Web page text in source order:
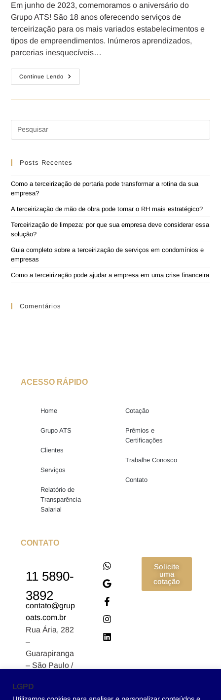
Em junho de 2023, comemoramos o aniversário do
Grupo ATS! São 18 anos oferecendo serviços de
terceirização para os mais variados estabelecimentos e
tipos de empreendimentos. Inúmeros aprendizados,
parcerias inesquecíveis…
Continue Lendo
Posts Recentes
Como a terceirização de portaria pode transformar a rotina da sua
empresa?
A terceirização de mão de obra pode tornar o RH mais estratégico?
Terceirização de limpeza: por que sua empresa deve considerar essa
solução?
Guia completo sobre a terceirização de serviços em condomínios e
empresas
Como a terceirização pode ajudar a empresa em uma crise financeira
Comentários
ACESSO RÁPIDO
Home
Grupo ATS
Clientes
Serviços
Relatório de
Transparência
Salarial
Cotação
Prêmios e
Certificações
Trabalhe Conosco
Contato
CONTATO
11 5890-
3892
contato@grup
oats.com.br
Rua Ária, 282
–
Guarapiranga
– São Paulo /
04902-170
Solicite
uma
cotação
LGPD